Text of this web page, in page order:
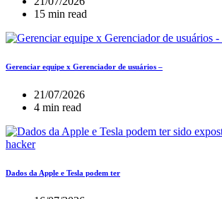
15 min read
Gerenciar equipe x Gerenciador de usuários –
21/07/2026
4 min read
Dados da Apple e Tesla podem ter